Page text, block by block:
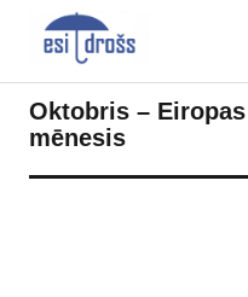
Oktobris –
mēnesis